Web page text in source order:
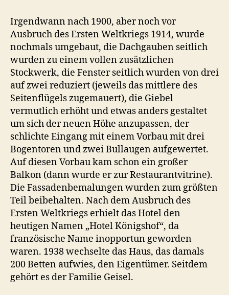
Irgendwann nach 1900, aber noch vor
Ausbruch des Ersten Weltkriegs 1914, wurde
nochmals umgebaut, die Dachgauben seitlich
wurden zu einem vollen zusätzlichen
Stockwerk, die Fenster seitlich wurden von drei
auf zwei reduziert (jeweils das mittlere des
Seitenflügels zugemauert), die Giebel
vermutlich erhöht und etwas anders gestaltet
um sich der neuen Höhe anzupassen, der
schlichte Eingang mit einem Vorbau mit drei
Bogentoren und zwei Bullaugen aufgewertet.
Auf diesen Vorbau kam schon ein großer
Balkon (dann wurde er zur Restaurantvitrine).
Die Fassadenbemalungen wurden zum größten
Teil beibehalten. Nach dem Ausbruch des
Ersten Weltkriegs erhielt das Hotel den
heutigen Namen „Hotel Königshof“, da
französische Name inopportun geworden
waren. 1938 wechselte das Haus, das damals
200 Betten aufwies, den Eigentümer. Seitdem
gehört es der Familie Geisel.